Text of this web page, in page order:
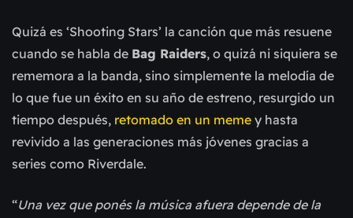
Quizá es ‘Shooting Stars’ la canción que más resuene
cuando se habla de Bag Raiders, o quizá ni siquiera se
rememora a la banda, sino simplemente la melodía de
lo que fue un éxito en su año de estreno, resurgido un
tiempo después, retomado en un meme y hasta
revivido a las generaciones más jóvenes gracias a
series como Riverdale.
“Una vez que ponés la música afuera depende de la